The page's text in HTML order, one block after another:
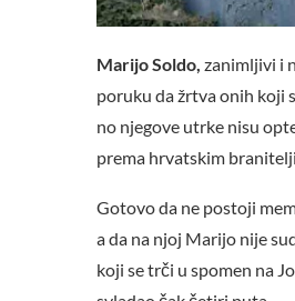
Marijo Soldo, zanimljivi i
poruku da žrtva onih koji
no njegove utrke nisu
prema hrvatskim
Gotovo da ne postoji
a da na njoj Marijo nije
koji se trči u spomen na